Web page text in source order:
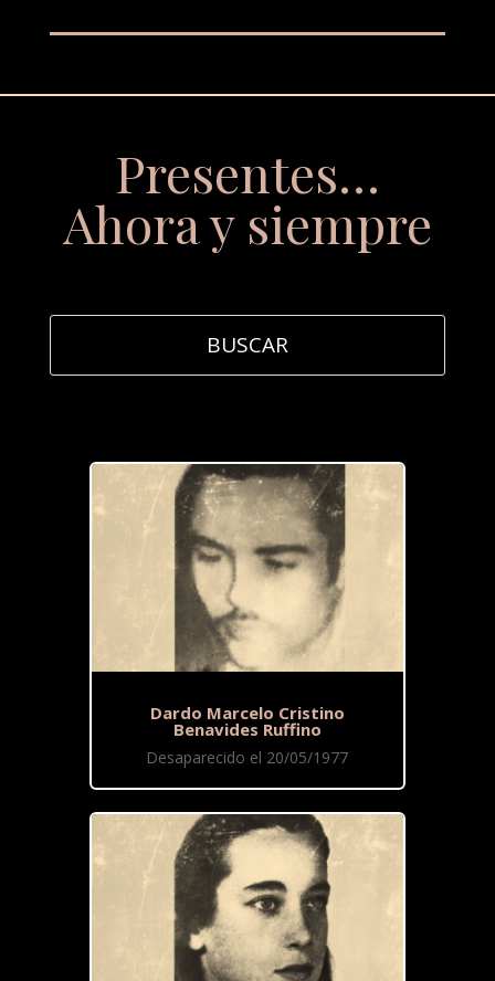
Presentes…
Ahora y siempre
Dardo Marcelo Cristino
Benavides Ruffino
Desaparecido el 20/05/1977